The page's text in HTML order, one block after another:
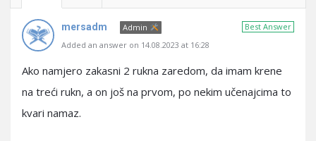
Best Answer
mersadm
Admin
Added an answer on 14.08.2023 at 16:28
Ako namjero zakasni 2 rukna zaredom, da imam krene
na treći rukn, a on još na prvom, po nekim učenajcima to
kvari namaz.